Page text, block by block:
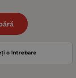
o întrebare